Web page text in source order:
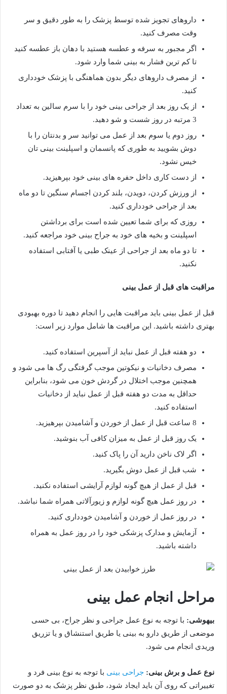
داروهای تجویز شده توسط پزشک را به طور دقیق و سر
وقت مصرف کنید.
اگر مجبور به سرفه و عطسه هستید با دهان باز عطسه کنید
تا کم ترین فشار به بینی شما وارد شود.
از مصرف داروهای دیگر بدون هماهنگی با پزشک خودداری
کنید.
از یک روز بعد از جراحی بینی خود را با سرم سالین به تعداد
3 مرتبه در روز شست و شو دهید.
روز دوم یا سوم بعد از عمل می توانید سر و بدنتان را با
دوش بشویید به طوری که پانسمان و اسپلینت بینی تان
خیس نشود.
از دست کاری داخل حفره های بینی خود بپرهیزید.
از ورزش کردن، دویدن، بلند کردن اجسام سنگین تا دو ماه
بعد از جراحی خودداری کنید.
روزی که برای شما تعیین شده است برای برداشتن
اسپلینت و بخیه های خود به جراح بینی خود مراجعه کنید.
تا دو ماه بعد از جراحی از عینک طبی یا آفتابی استفاده
نکنید.
مراقبت های قبل از عمل بینی
قبل از عمل بینی باید مراقبت هایی را انجام دهید تا دوره بهبودی
بهتری داشته باشید. این مراقبت ها شامل موارد زیر است:
دو هفته قبل از عمل نباید از آسپرین استفاده کنید.
مصرف دخانیات و نیکوتین موجب گرفتگی رگ ها می شود و
همچنین موجب اختلال در گردش خون می شود، بنابراین
حداقل به مدت دو هفته قبل از عمل نباید از دخانیات
استفاده کنید.
8 ساعت قبل از عمل از خوردن و آشامیدن بپرهیزید.
یک روز قبل از عمل به میزان کافی آب بنوشید.
اگر لاک ناخن دارید آن را پاک کنید.
شب قبل از عمل دوش بگیرید.
قبل از عمل از هیچ گونه لوازم آرایشی استفاده نکنید.
در روز عمل هیچ گونه لوازم و زیورآلاتی همراه شما نباشد.
در روز عمل از خوردن و آشامیدن خودداری کنید.
آزمایش و مدارک پزشکی خود را در روز عمل به همراه
داشته باشید.
مراحل انجام عمل بینی
بیهوشی: با توجه به نوع عمل جراحی و نظر جراح، بی حسی
موضعی از طریق دارو به بینی یا طریق استنشاق و یا تزریق
وریدی انجام می شود.
نوع عمل و برش بینی: جراحی بینی با توجه به نوع بینی فرد و
تغییراتی که روی آن باید ایجاد شود، طبق نظر پزشک به دو صورت